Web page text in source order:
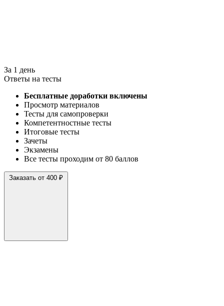
За 1 день
Ответы на тесты
Бесплатные доработки включены
Просмотр материалов
Тесты для самопроверки
Компетентностные тесты
Итоговые тесты
Зачеты
Экзамены
Все тесты проходим от 80 баллов
Заказать от 400 ₽